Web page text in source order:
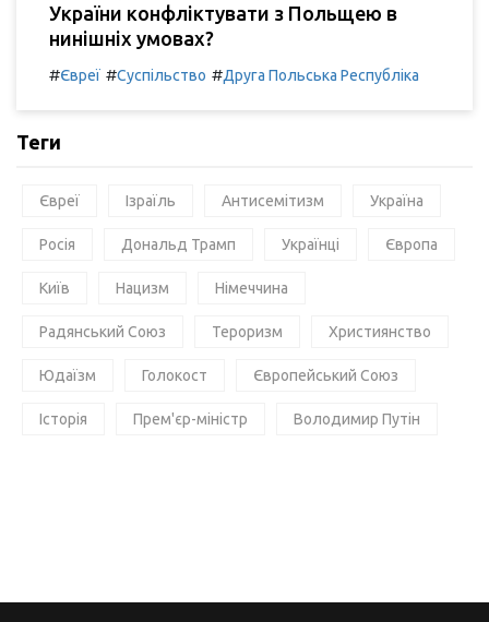
України конфліктувати з Польщею в
нинішніх умовах?
#Євреї #Суспільство #Друга Польська Республіка
Теги
Євреї Ізраїль Антисемітизм Україна
Росія Дональд Трамп Українці Європа
Київ Нацизм Німеччина
Радянський Союз Тероризм Християнство
Юдаїзм Голокост Європейський Союз
Історія Прем'єр-міністр Володимир Путін